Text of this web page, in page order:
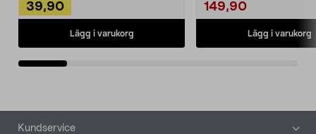
39,90
Lägg i varukorg
149,90
Lägg i varukorg
Sidfot
Kundservice